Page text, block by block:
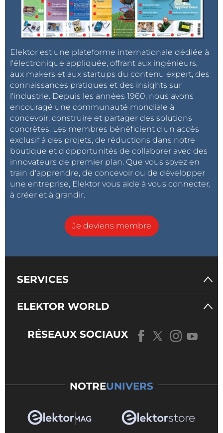
Elektor est une plateforme internationale dédiée à
l'électronique appliquée, offrant aux ingénieurs,
aux makers et aux startups du contenu expert, des
connaissances pratiques et des insights sur
l'industrie. Depuis les années 1960, nous avons
encouragé une communauté mondiale à
concevoir, construire et partager des solutions
concrètes. Les membres bénéficient d'un accès
exclusif à des projets, de réductions dans notre
boutique et d'opportunités de collaborer avec des
innovateurs de premier plan. Que vous soyez en
train d'apprendre, de concevoir ou de développer
une entreprise, Elektor vous aide à vous connecter,
à créer et à grandir.
Je deviens membre
SERVICES
ELEKTOR WORLD
RÉSEAUX SOCIAUX
NOTREUNIVERS